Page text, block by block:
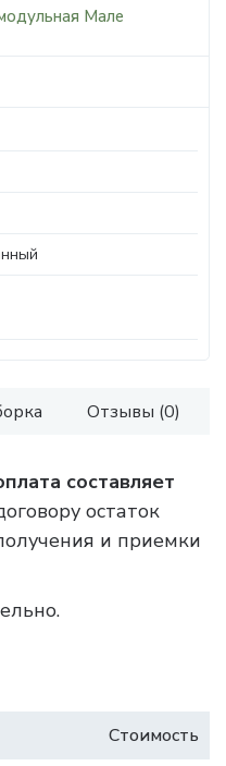
Мале
Отзывы (0)
составляет
остаток
и приемки
Стоимость